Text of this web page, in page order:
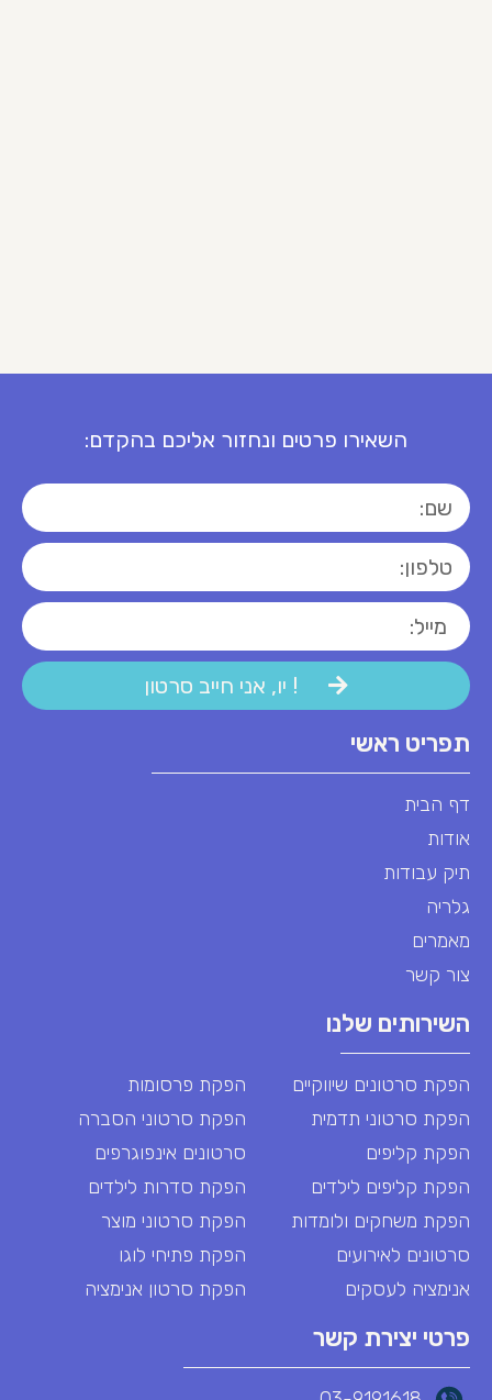
השאירו פרטים ונחזור אליכם בהקדם:
! יו, אני חייב סרטון
תפריט ראשי
דף הבית
אודות
תיק עבודות
גלריה
מאמרים
צור קשר
השירותים שלנו
הפקת סרטונים שיווקיים
הפקת סרטוני תדמית
הפקת קליפים
הפקת קליפים לילדים
הפקת משחקים ולומדות
סרטונים לאירועים
אנימציה לעסקים
הפקת פרסומות
הפקת סרטוני הסברה
סרטונים אינפוגרפים
הפקת סדרות לילדים
הפקת סרטוני מוצר
הפקת פתיחי לוגו
הפקת סרטון אנימציה
פרטי יצירת קשר